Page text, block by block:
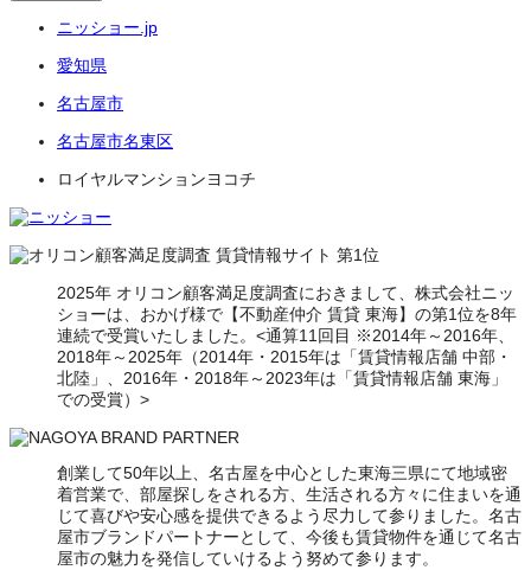
ニッショー.jp
愛知県
名古屋市
名古屋市名東区
ロイヤルマンションヨコチ
2025年 オリコン顧客満足度調査におきまして、株式会社ニッ
ショーは、おかげ様で【不動産仲介 賃貸 東海】の第1位を8年
連続で受賞いたしました。<通算11回目 ※2014年～2016年、
2018年～2025年（2014年・2015年は「賃貸情報店舗 中部・
北陸」、2016年・2018年～2023年は「賃貸情報店舗 東海」
での受賞）>
創業して50年以上、名古屋を中心とした東海三県にて地域密
着営業で、部屋探しをされる方、生活される方々に住まいを通
じて喜びや安心感を提供できるよう尽力して参りました。名古
屋市ブランドパートナーとして、今後も賃貸物件を通じて名古
屋市の魅力を発信していけるよう努めて参ります。